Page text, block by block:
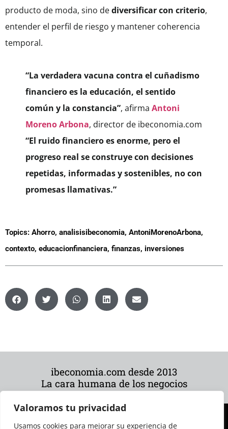
Valoramos tu privacidad
Usamos cookies para mejorar su experiencia de
producto de moda, sino dediversificar con criterio,
entender el perfil de riesgo y mantener coherencia
temporal.
“La verdadera vacuna contra el cuñadismo
financiero es la educación, el sentido
común y la constancia”, afirma Antoni
Moreno Arbona, director de ibeconomia.com
“El ruido financiero es enorme, pero el
progreso real se construye con decisiones
repetidas, informadas y sostenibles, no con
promesas llamativas.”
Topics: Ahorro, analisisibeconomia, AntoniMorenoArbona,
contexto, educacionfinanciera, finanzas, inversiones
ibeconomia.com desde 2013
La cara humana de los negocios